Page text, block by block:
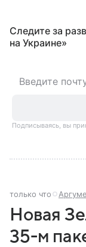
Следите за
на Украине»
Подписываясь, вы
только что
Новая
35-м